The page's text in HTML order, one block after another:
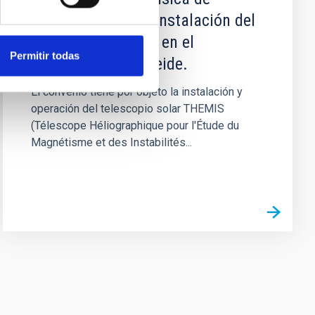
Permitir todas
Canarias sobre la Instalación del
Telescopio Themis en el
Observatorio del Teide.
El convenio tiene por objeto la instalación y
operación del telescopio solar THEMIS
(Télescope Héliographique pour l'Étude du
Magnétisme et des Instabilités...